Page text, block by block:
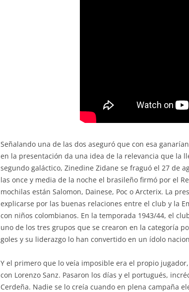
Señalando una de las dos aseguró que con esa
en la presentación da una idea de la relevancia que la
segundo galáctico, Zinedine Zidane se fraguó el 27 de
las once y media de la noche el brasileño firmó por el
mochilas están Salomon, Dainese, Poc o Arcterix. La
explicarse por las buenas relaciones entre el club y la
con niños colombianos. En la temporada 1943/44, el
uno de los tres grupos que se crearon en la categoría
goles y su liderazgo lo han convertido en un ídolo
Y el primero que lo veía imposible era el propio
con Lorenzo Sanz. Pasaron los días y el portugués,
Cerdeña. Nadie se lo creía cuando en plena campaña